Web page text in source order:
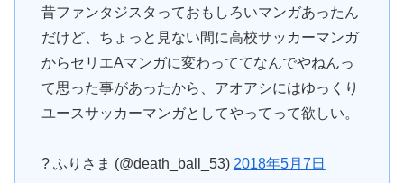
昔ファンタジスタっておもしろいマンガあったん
だけど、ちょっと見ない間に高校サッカーマンガ
からセリエAマンガに変わっててなんでやねんっ
て思った事があったから、アオアシにはゆっくり
ユースサッカーマンガとしてやってって欲しい。
? ふりさま (@death_ball_53) 2018年5月7日